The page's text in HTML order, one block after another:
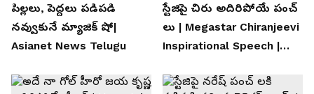
పిల్లలు, పెద్దలు పడిపడి
నవ్వుకునే మ్యాజిక్ షో|
Asianet News Telugu
స్టేజిపై చిరు అదిరిపోయే పంచ్
లు | Megastar Chiranjeevi
Inspirational Speech |